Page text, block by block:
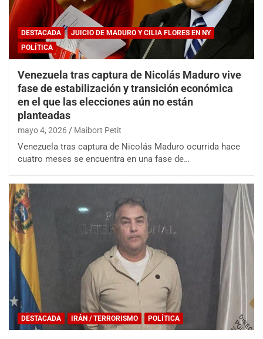
DESTACADA
JUICIO DE MADURO Y CILIA FLORES EN NY
POLÍTICA
Venezuela tras captura de Nicolás Maduro vive
fase de estabilización y transición económica
en el que las elecciones aún no están
planteadas
mayo 4, 2026 Maibort Petit
Venezuela tras captura de Nicolás Maduro ocurrida hace
cuatro meses se encuentra en una fase de…
DESTACADA IRÁN / TERRORISMO POLÍTICA